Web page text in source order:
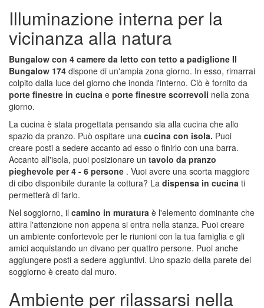
Illuminazione interna per la
vicinanza alla natura
Bungalow con 4 camere da letto con tetto a padiglione Il
Bungalow 174 dispone di un'ampia zona giorno. In esso, rimarrai
colpito dalla luce del giorno che inonda l'interno. Ciò è fornito da
porte finestre in cucina e porte finestre scorrevoli nella zona
giorno.
La cucina è stata progettata pensando sia alla cucina che allo
spazio da pranzo. Può ospitare una cucina con isola. Puoi
creare posti a sedere accanto ad esso o finirlo con una barra.
Accanto all'isola, puoi posizionare un tavolo da pranzo
pieghevole per 4 - 6 persone . Vuoi avere una scorta maggiore
di cibo disponibile durante la cottura? La dispensa in cucina ti
permetterà di farlo.
Nel soggiorno, il camino in muratura è l'elemento dominante che
attira l'attenzione non appena si entra nella stanza. Puoi creare
un ambiente confortevole per le riunioni con la tua famiglia e gli
amici acquistando un divano per quattro persone. Puoi anche
aggiungere posti a sedere aggiuntivi. Uno spazio della parete del
soggiorno è creato dal muro.
Ambiente per rilassarsi nella